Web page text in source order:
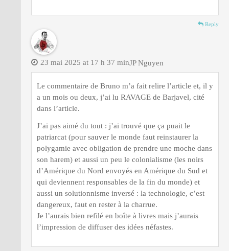
Reply
JP Nguyen
23 mai 2025 at 17 h 37 min
Le commentaire de Bruno m’a fait relire l’article et, il y
a un mois ou deux, j’ai lu RAVAGE de Barjavel, cité
dans l’article.
J’ai pas aimé du tout : j’ai trouvé que ça puait le
patriarcat (pour sauver le monde faut reinstaurer la
polygamie avec obligation de prendre une moche dans
son harem) et aussi un peu le colonialisme (les noirs
d’Amérique du Nord envoyés en Amérique du Sud et
qui deviennent responsables de la fin du monde) et
aussi un solutionnisme inversé : la technologie, c’est
dangereux, faut en rester à la charrue.
Je l’aurais bien refilé en boîte à livres mais j’aurais
l’impression de diffuser des idées néfastes.